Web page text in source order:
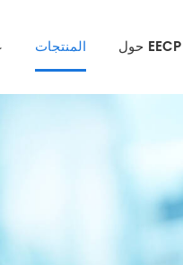
المنتجات حول EECP